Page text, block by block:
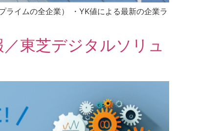
イムの全企業） ・YK値による最新の企業ラ
東芝デジタルソリュ